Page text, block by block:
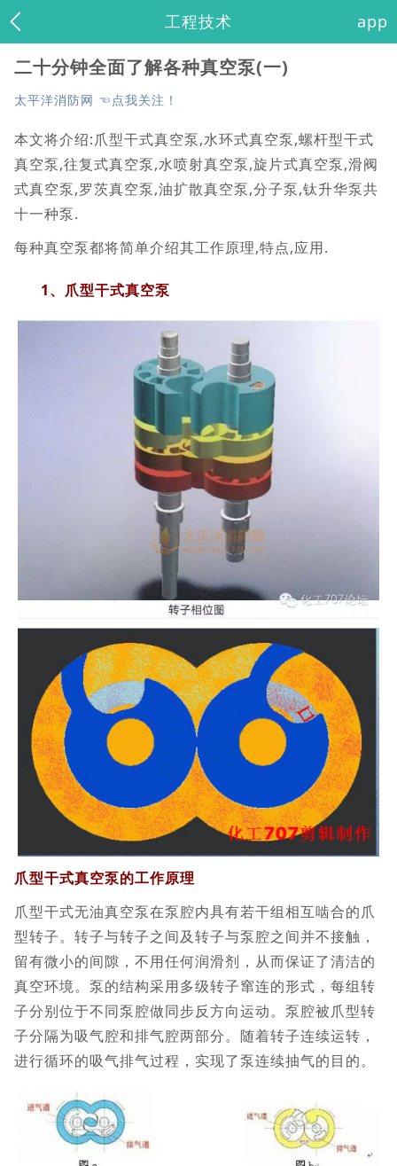
工程技术 app
二十分钟全面了解各种真空泵(一)
太平洋消防网 ☜点我关注！
本文将介绍:爪型干式真空泵,水环式真空泵,螺杆型干式
真空泵,往复式真空泵,水喷射真空泵,旋片式真空泵,滑阀
式真空泵,罗茨真空泵,油扩散真空泵,分子泵,钛升华泵共
十一种泵.
每种真空泵都将简单介绍其工作原理,特点,应用.
1、爪型干式真空泵
爪型干式真空泵的工作原理
爪型干式无油真空泵在泵腔内具有若干组相互啮合的爪
型转子。转子与转子之间及转子与泵腔之间并不接触，
留有微小的间隙，不用任何润滑剂，从而保证了清洁的
真空环境。泵的结构采用多级转子窜连的形式，每组转
子分别位于不同泵腔做同步反方向运动。泵腔被爪型转
子分隔为吸气腔和排气腔两部分。随着转子连续运转，
进行循环的吸气排气过程，实现了泵连续抽气的目的。